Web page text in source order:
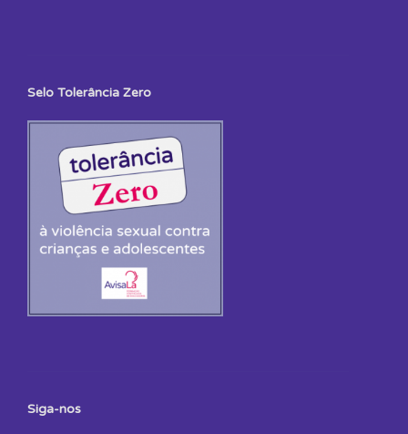
Selo Tolerância Zero
Siga-nos